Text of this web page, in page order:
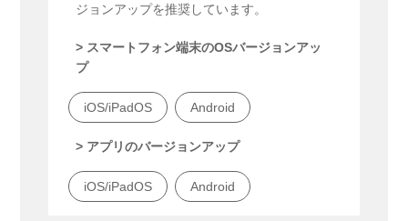
ジョンアップを推奨しています。
> スマートフォン端末のOSバージョンアッ
プ
iOS/iPadOS Android
> アプリのバージョンアップ
iOS/iPadOS Android